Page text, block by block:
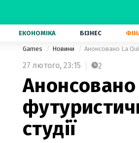
ЕКОНОМІКА БІЗНЕС
Games Новини Анонсовано La
27 лютого, 23:15 2
студії